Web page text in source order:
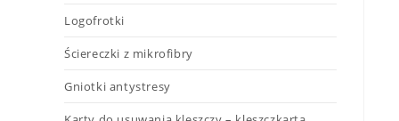
Logofrotki
Ściereczki z mikrofibry
Gniotki antystresy